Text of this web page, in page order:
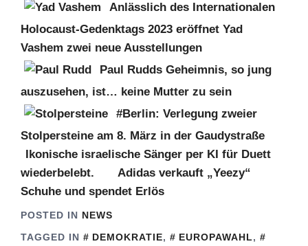
Anlässlich des Internationalen
Holocaust-Gedenktags 2023 eröffnet Yad
Vashem zwei neue Ausstellungen
Paul Rudds Geheimnis, so jung
auszusehen, ist… keine Mutter zu sein
#Berlin: Verlegung zweier
Stolpersteine am 8. März in der Gaudystraße
Ikonische israelische Sänger per KI für Duett
wiederbelebt.
Adidas verkauft „Yeezy“
Schuhe und spendet Erlös
POSTED IN NEWS
TAGGED IN
DEMOKRATIE, EUROPAWAHL,